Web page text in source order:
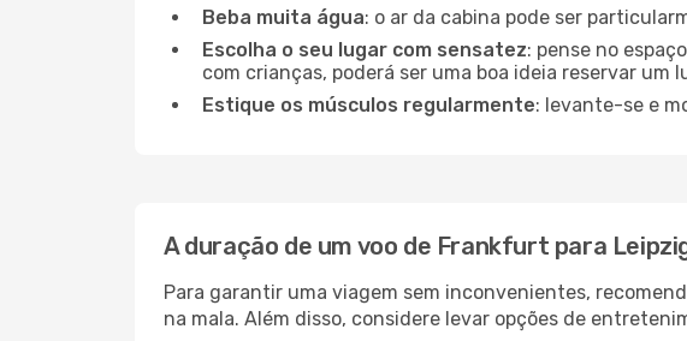
Beba muita água: o ar da cabina pode ser
Escolha o seu lugar com sensatez: pense no
com crianças, poderá ser uma boa ideia reservar um
Estique os músculos regularmente: levante-se e
A duração de um voo de Frankfurt para
Para garantir uma viagem sem inconvenientes,
na mala. Além disso, considere levar opções de